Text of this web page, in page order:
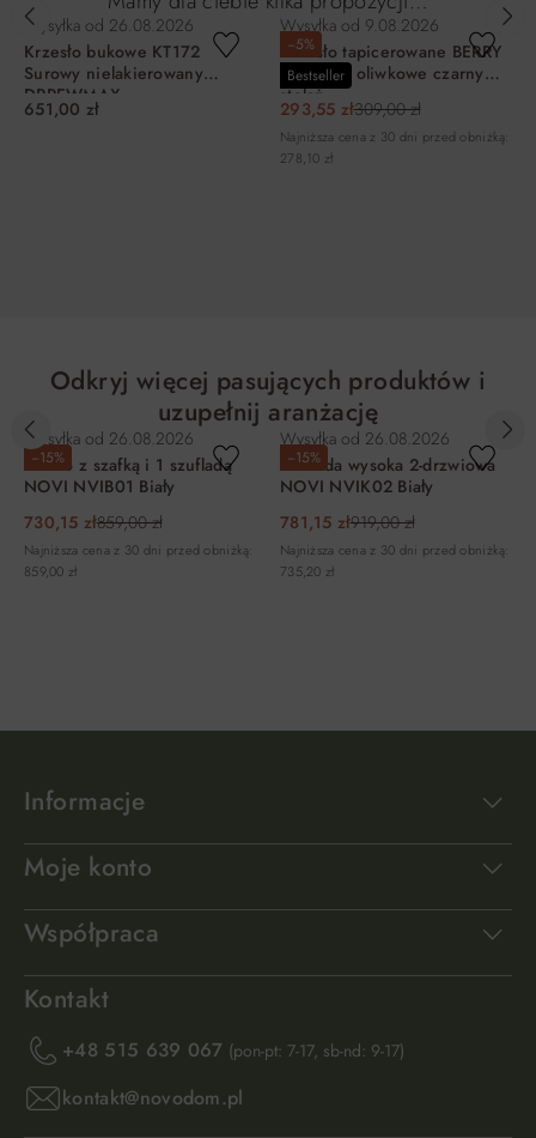
Wysyłka od 26.08.2026
Krzesło bukowe KT172
Surowy nielakierowany
DRREWMAX
651,00 zł
−5%
Bestseller
Wysyłka od 9.08.2026
Krzesło tapicerowane BERRY
Brego 77 oliwkowe czarny
stelaż
293,55 zł309,00 zł
Najniższa cena z 30 dni przed obniżką:
278,10 zł
Odkryj więcej pasujących produktów i
uzupełnij aranżację
−15%
Wysyłka od 26.08.2026
Biurko z szafką i 1 szufladą
NOVI NVIB01 Biały
730,15 zł859,00 zł
Najniższa cena z 30 dni przed obniżką:
859,00 zł
−15%
Wysyłka od 26.08.2026
Komoda wysoka 2-drzwiowa
NOVI NVIK02 Biały
781,15 zł919,00 zł
Najniższa cena z 30 dni przed obniżką:
735,20 zł
Informacje
Moje konto
Współpraca
Kontakt
+48 515 639 067 (pon-pt: 7-17, sb-nd: 9-17)
kontakt@novodom.pl